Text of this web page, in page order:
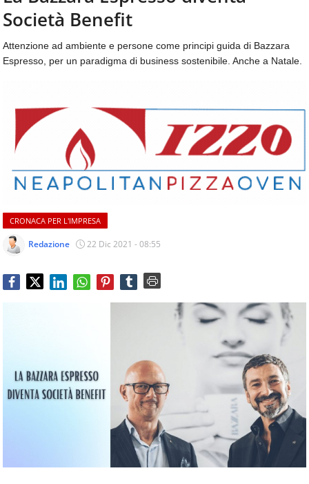
aggiornamenti
quotidiani
temi
come
food
&
beverage,
catering
e
articoli
sul
mondo
dell'alimentazione,
dei
fuoricasa,
le
novità
del
CONTATTI
Società Benefit
Attenzione ad ambiente e persone come principi guida di Bazzara
Espresso, per un paradigma di business sostenibile. Anche a Natale.
CRONACA PER L'IMPRESA
Redazione 22 Dic 2021 - 08:55